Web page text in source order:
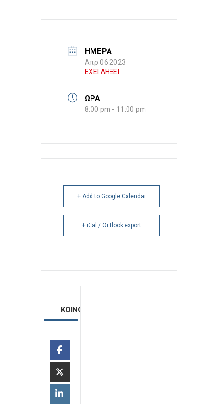
ΗΜΕΡΑ
Απρ 06 2023
ΕΧΕΙ ΛΗΞΕΙ
ΩΡΑ
8:00 pm - 11:00 pm
+ Add to Google Calendar
+ iCal / Outlook export
ΚΟΙΝΟΠΟΙΗΣΗ